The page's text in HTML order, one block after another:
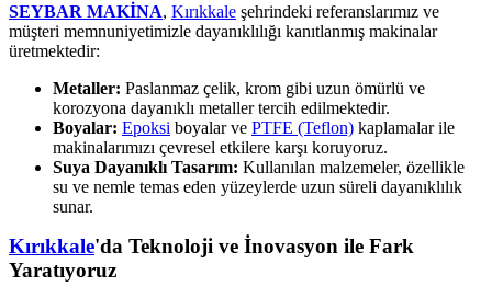
SEYBAR MAKİNA, Kırıkkale şehrindeki referanslarımız ve
müşteri memnuniyetimizle dayanıklılığı kanıtlanmış makinalar
üretmektedir:
Metaller: Paslanmaz çelik, krom gibi uzun ömürlü ve
korozyona dayanıklı metaller tercih edilmektedir.
Boyalar: Epoksi boyalar ve PTFE (Teflon) kaplamalar ile
makinalarımızı çevresel etkilere karşı koruyoruz.
Suya Dayanıklı Tasarım: Kullanılan malzemeler, özellikle
su ve nemle temas eden yüzeylerde uzun süreli dayanıklılık
sunar.
Kırıkkale'da Teknoloji ve İnovasyon ile Fark
Yaratıyoruz